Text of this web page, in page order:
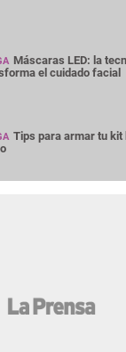
Máscaras LED: la
el cuidado facial
Tips para armar tu kit